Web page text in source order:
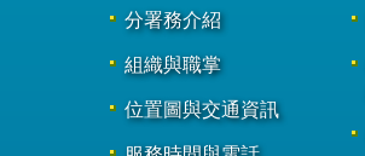
分署務介紹
組織與職掌
位置圖與交通資訊